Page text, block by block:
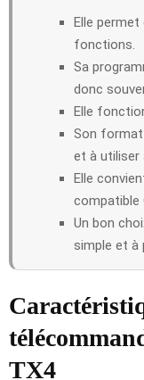
Elle permet
fonctions.
Sa
donc
Elle
Son
et à utiliser
Elle
compatible
Un bon
simple et à
TX4